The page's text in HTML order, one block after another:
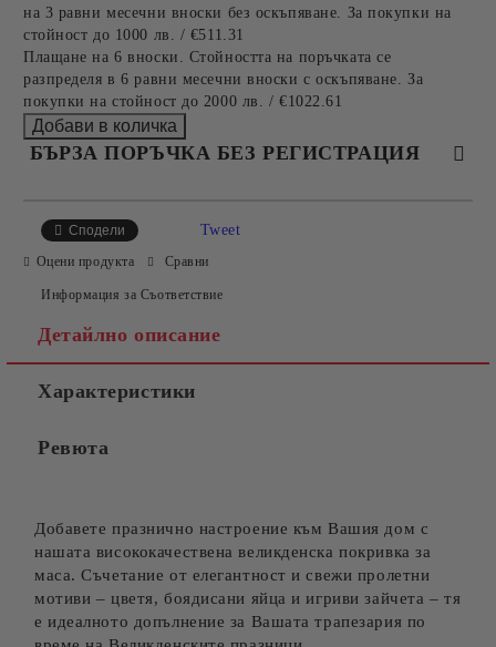
на 3 равни месечни вноски без оскъпяване. За покупки на
стойност до 1000 лв. / €511.31
Плащане на 6 вноски. Стойността на поръчката се
разпределя в 6 равни месечни вноски с оскъпяване. За
покупки на стойност до 2000 лв. / €1022.61
БЪРЗА ПОРЪЧКА БЕЗ РЕГИСТРАЦИЯ
Ние ще се свържем с вас в рамките на работния ден.
Сподели Tweet
Оцени продукта Сравни
Информация за Съответствие
Детайлно описание
Характеристики
Ревюта
Добавете празнично настроение към Вашия дом с
нашата висококачествена великденска покривка за
маса. Съчетание от елегантност и свежи пролетни
мотиви – цветя, боядисани яйца и игриви зайчета – тя
е идеалното допълнение за Вашата трапезария по